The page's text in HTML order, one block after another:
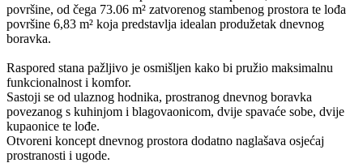
površine, od čega 73.06 m² zatvorenog stambenog prostora te lođa
površine 6,83 m² koja predstavlja idealan produžetak dnevnog
boravka.
Raspored stana pažljivo je osmišljen kako bi pružio maksimalnu
funkcionalnost i komfor.
Sastoji se od ulaznog hodnika, prostranog dnevnog boravka
povezanog s kuhinjom i blagovaonicom, dvije spavaće sobe, dvije
kupaonice te lođe.
Otvoreni koncept dnevnog prostora dodatno naglašava osjećaj
prostranosti i ugode.